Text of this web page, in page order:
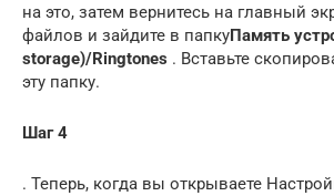
на это, затем вернитесь на главный
файлов и зайдите в папкуПамять
storage)/Ringtones . Вставьте
эту папку.
Шаг 4
. Теперь, когда вы открываете